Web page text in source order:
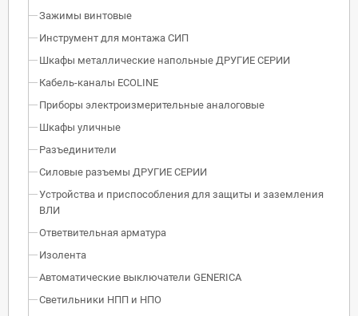
Зажимы винтовые
Инструмент для монтажа СИП
Шкафы металлические напольные ДРУГИЕ СЕРИИ
Кабель-каналы ECOLINE
Приборы электроизмерительные аналоговые
Шкафы уличные
Разъединители
Силовые разъемы ДРУГИЕ СЕРИИ
Устройства и приспособления для защиты и заземления
ВЛИ
Ответвительная арматура
Изолента
Автоматические выключатели GENERICA
Светильники НПП и НПО